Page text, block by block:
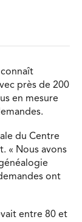
près de 200
en mesure
du Centre
« Nous avons
ont
entre 80 et